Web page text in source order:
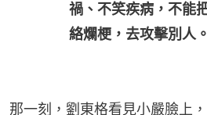
禍、不笑疾病，不能
絡爛梗，去攻擊別人。
那一刻，劉東格看見小嚴臉上